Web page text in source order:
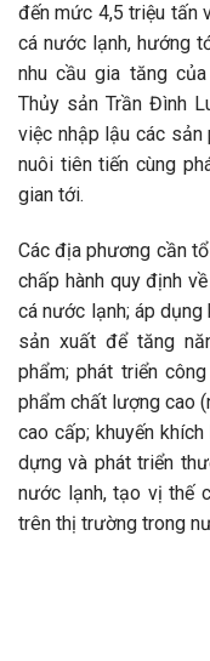
đến mức 4,5 triệu tấn
cá nước lạnh, hướng
nhu cầu gia tăng
Thủy sản Trần Đình
việc nhập lậu các sản
nuôi tiên tiến cùng
gian tới.
Các địa phương cần
chấp hành quy định
cá nước lạnh; áp
sản xuất để tăng
phẩm; phát triển
phẩm chất lượng cao
cao cấp; khuyến
dựng và phát triển
nước lạnh, tạo vị thế
trên thị trường trong